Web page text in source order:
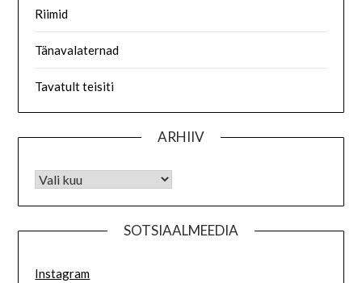
Riimid
Tänavalaternad
Tavatult teisiti
ARHIIV
SOTSIAALMEEDIA
Instagram